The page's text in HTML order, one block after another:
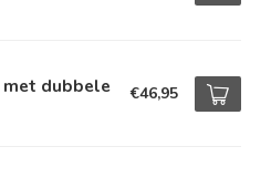
met dubbele €46,95